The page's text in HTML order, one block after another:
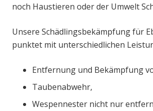
noch Haustieren oder der Umwelt
Unsere Schädlingsbekämpfung für
punktet mit unterschiedlichen
Entfernung und Bekämpfung
Taubenabwehr,
Wespennester nicht nur